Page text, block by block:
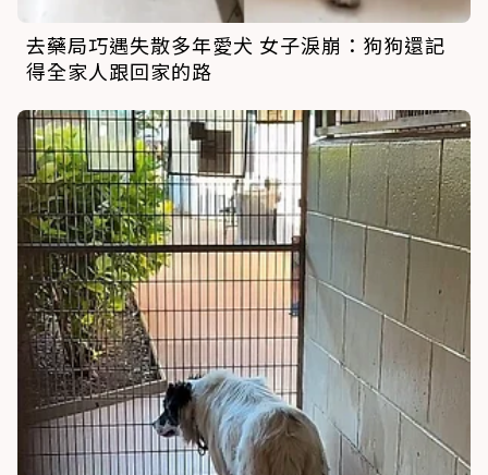
去藥局巧遇失散多年愛犬 女子淚崩：狗狗還記
得全家人跟回家的路